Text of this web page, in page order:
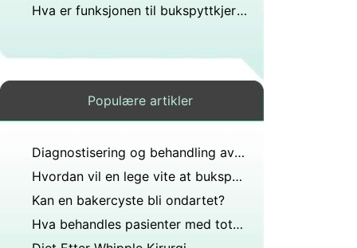
Hva er funksjonen til bukspyttkjertelen hos fisk?
Populære artikler
Diagnostisering og behandling av kreft i bukspyttkjertelen
Hvordan vil en lege vite at bukspyttkjertelen er skadet?
Kan en bakercyste bli ondartet?
Hva behandles pasienter med total pankreatektomi etter operasjonen?